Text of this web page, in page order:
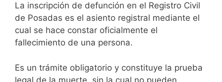
La inscripción de defunción en el Registro Civil
de Posadas es el asiento registral mediante el
cual se hace constar oficialmente el
fallecimiento de una persona.
Es un trámite obligatorio y constituye la prueba
legal de la muerte, sin la cual no pueden